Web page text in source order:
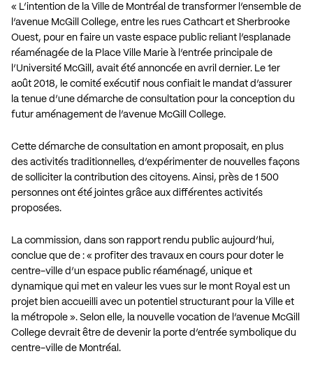
« L’intention de la Ville de Montréal de transformer l’ensemble de
l’avenue McGill College, entre les rues Cathcart et Sherbrooke
Ouest, pour en faire un vaste espace public reliant l’esplanade
réaménagée de la Place Ville Marie à l’entrée principale de
l’Université McGill, avait été annoncée en avril dernier. Le 1er
août 2018, le comité exécutif nous confiait le mandat d’assurer
la tenue d’une démarche de consultation pour la conception du
futur aménagement de l’avenue McGill College.
Cette démarche de consultation en amont proposait, en plus
des activités traditionnelles, d’expérimenter de nouvelles façons
de solliciter la contribution des citoyens. Ainsi, près de 1 500
personnes ont été jointes grâce aux différentes activités
proposées.
La commission, dans son rapport rendu public aujourd’hui,
conclue que de : « profiter des travaux en cours pour doter le
centre-ville d’un espace public réaménagé, unique et
dynamique qui met en valeur les vues sur le mont Royal est un
projet bien accueilli avec un potentiel structurant pour la Ville et
la métropole ». Selon elle, la nouvelle vocation de l’avenue McGill
College devrait être de devenir la porte d’entrée symbolique du
centre-ville de Montréal.